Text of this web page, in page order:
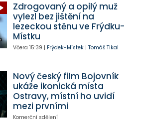
Zdrogovaný a opilý muž
vylezl bez jištění na
lezeckou stěnu ve Frýdku-
Místku
Včera 15:39 | Frýdek-Místek| Tomáš Tikal
Nový český film Bojovník
ukáže ikonická místa
Ostravy, místní ho uvidí
mezi prvními
Komerční sdělení